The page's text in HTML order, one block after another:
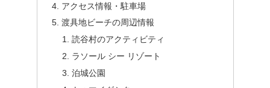
アクセス情報・駐車場
渡具地ビーチの周辺情報
読谷村のアクティビティ
ラソール シー リゾート
泊城公園